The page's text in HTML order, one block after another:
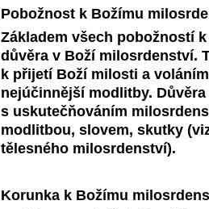
Pobožnost k Božímu
Základem všech pobožností
důvěra v Boží milosrdenství.
k přijetí Boží milosti a
nejúčinnější modlitby.
s uskutečňováním
modlitbou, slovem, skutky
tělesného milosrdenství).
Korunka k Božímu